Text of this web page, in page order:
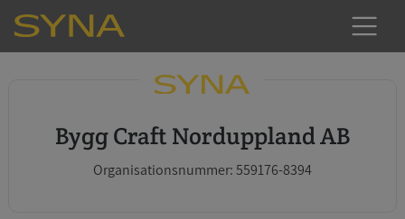
Bygg Craft Norduppland AB
Organisationsnummer: 559176-8394